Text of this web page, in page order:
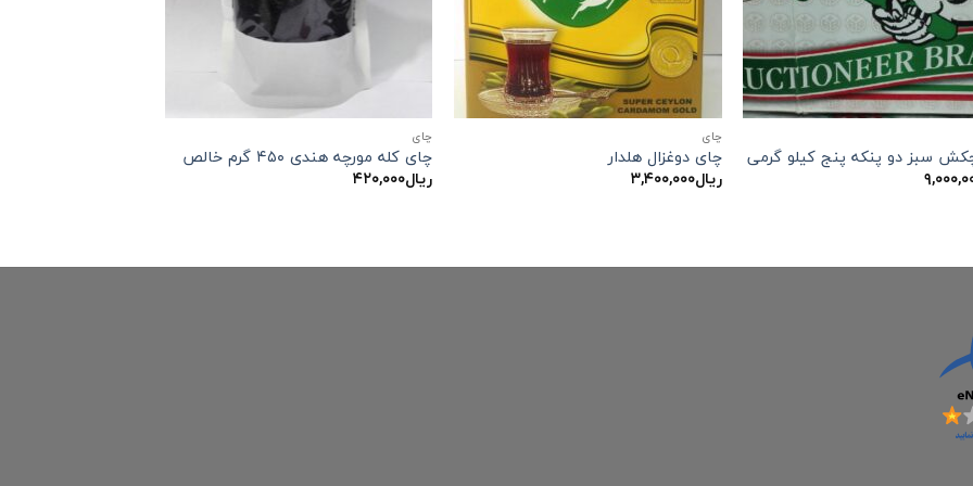
سبز دو پنکه پنج کیلو گرمی
چاي
چای دوغزال هلدار
ریال۳,۴۰۰,۰۰۰
چاي
چای کله مورچه هندی ۴۵۰ گرم خالص
ریال۴۲۰,۰۰۰